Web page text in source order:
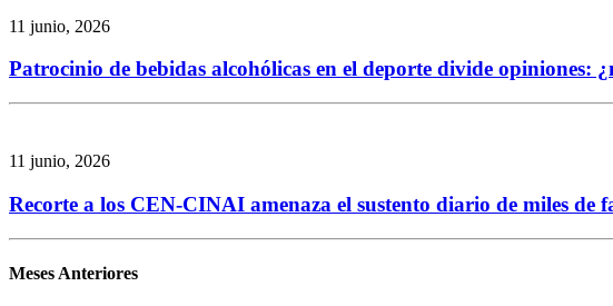
11 junio, 2026
Patrocinio de bebidas alcohólicas en el deporte divide opiniones:
11 junio, 2026
Recorte a los CEN-CINAI amenaza el sustento diario de miles de
Meses Anteriores